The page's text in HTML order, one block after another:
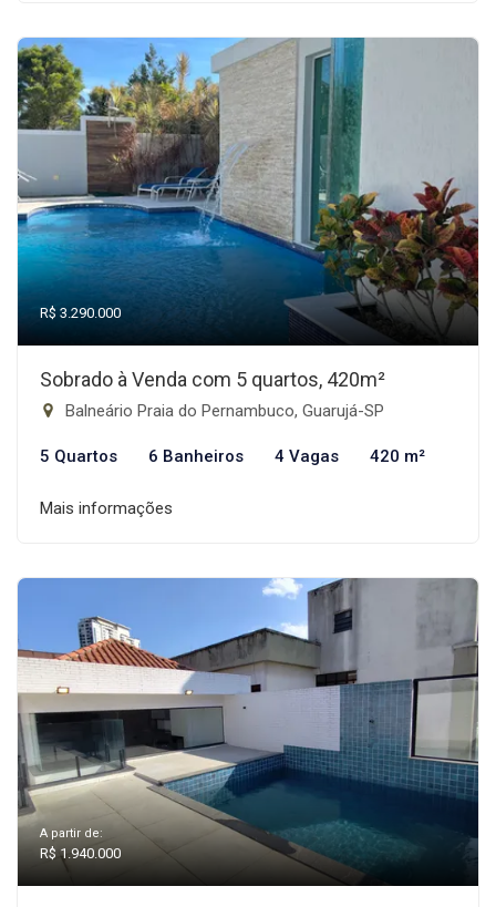
R$ 3.290.000
Sobrado à Venda com 5 quartos, 420m²
Balneário Praia do Pernambuco, Guarujá-SP
5 Quartos 6 Banheiros 4 Vagas 420 m²
Mais informações
A partir de:
R$ 1.940.000